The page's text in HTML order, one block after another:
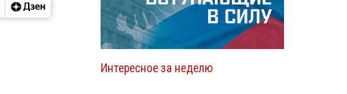
Интересное за неделю